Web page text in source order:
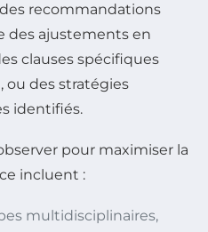
recommandations
des ajustements en
clauses spécifiques
ou des stratégies
identifiés.
pour maximiser la
incluent :
multidisciplinaires,